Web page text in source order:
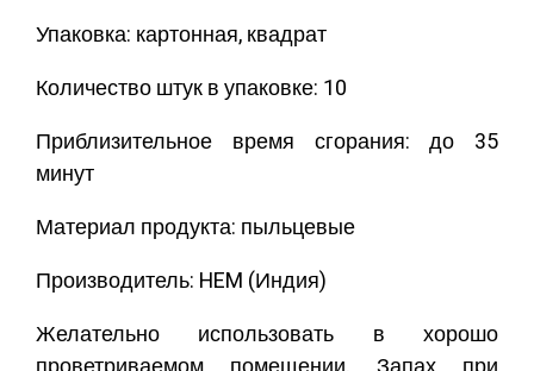
Упаковка: картонная, квадрат
Количество штук в упаковке: 10
Приблизительное время сгорания: до 35
минут
Материал продукта: пыльцевые
Производитель: HEM (Индия)
Желательно использовать в хорошо